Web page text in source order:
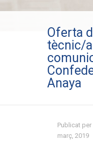
Oferta
tècnic/
Anaya
Publicat per
març, 2019